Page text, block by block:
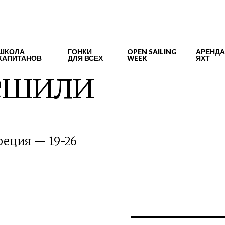
ГОНКИ
ДЛЯ ВСЕХ
OPEN SAILING
WEEK
АРЕНДА
ЯХТ
— 19-26